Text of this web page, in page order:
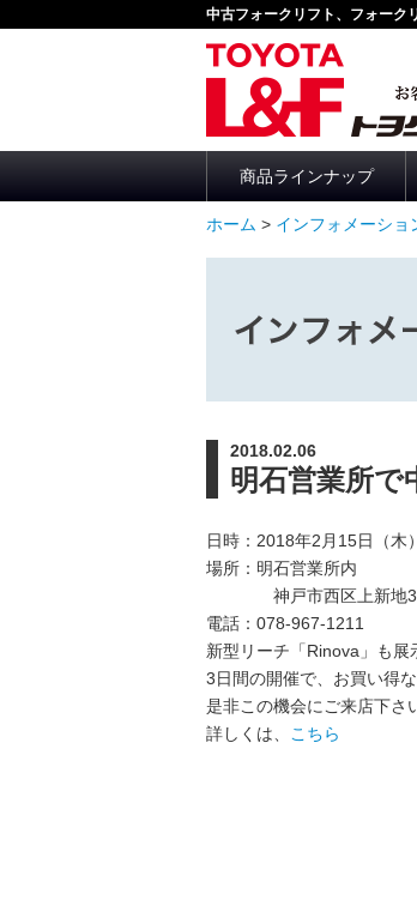
中古フォークリフト、フォーク
商品ラインナップ
ホーム > インフォメーショ
2018.02.06
明石営業所で
日時：2018年2月15日（
場所：明石営業所内
神戸市西区上新地
電話：078-967-1211
新型リーチ「Rinova」も展
3日間の開催で、お買い得
是非この機会にご来店下さ
詳しくは、
こちら